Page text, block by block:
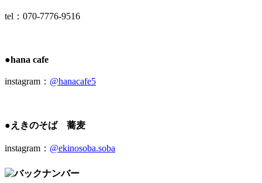
tel：070-7776-9516
●hana cafe
instagram： @hanacafe5
●えきのそば 蕎麦
instagram： @ekinosoba.soba